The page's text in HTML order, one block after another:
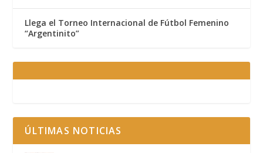
Llega el Torneo Internacional de Fútbol Femenino
“Argentinito”
ÚLTIMAS NOTICIAS